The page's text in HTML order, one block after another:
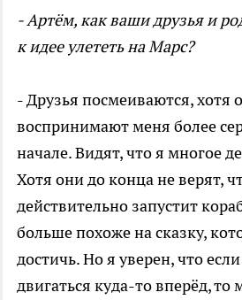
- Артём, как ваши друзья и
к идее улететь на Марс?
- Друзья посмеиваются, хотя
воспринимают меня более
начале. Видят, что я многое
Хотя они до конца не верят,
действительно запустит
больше похоже на сказку,
достичь. Но я уверен, что
двигаться куда-то вперёд,